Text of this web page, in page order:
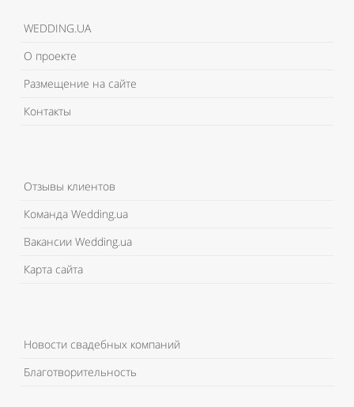
WEDDING.UA
О проекте
Размещение на сайте
Контакты
Отзывы клиентов
Команда Wedding.ua
Вакансии Wedding.ua
Карта сайта
Новости свадебных компаний
Благотворительность